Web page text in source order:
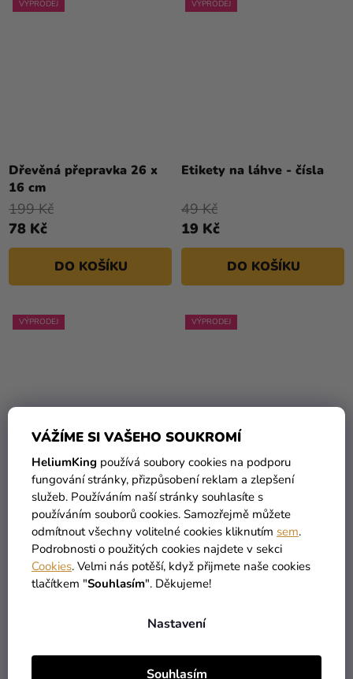
VÁŽÍME SI VAŠEHO SOUKROMÍ
HeliumKing používá soubory cookies na podporu
fungování stránky, přizpůsobení reklam a zlepšení
služeb. Používáním naší stránky souhlasíte s
používáním souborů cookies. Samozřejmě můžete
odmítnout všechny volitelné cookies kliknutím sem.
Podrobnosti o použitých cookies najdete v sekci
Cookies. Velmi nás potěší, když přijmete naše cookies
tlačítkem "Souhlasím". Děkujeme!
Nastavení
Souhlasím
VÝPRODEJ
Dřevěná přepravka 26 x
16 cm
hodnocení
5
hvězdiček.
78 Kč
199 Kč
DO KOŠÍKU
VÝPRODEJ
Etikety na láhve - čísla
19 Kč
49 Kč
DO KOŠÍKU
VÝPRODEJ
Jednobarevné látkové
stuhy
39 Kč
79 Kč
DETAIL
VÝPRODEJ
Jmenovky - Tropické
květiny 6 ks
29 Kč
49 Kč